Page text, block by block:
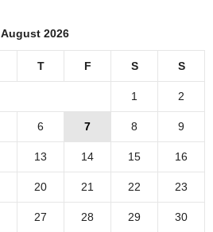
August 2026
T F S S
1 2
6 7 8 9
13 14 15 16
20 21 22 23
27 28 29 30